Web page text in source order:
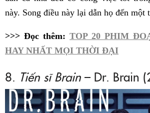
này. Song điều này lại dẫn họ đến một
>>> Đọc thêm: TOP 20 PHIM
HAY NHẤT MỌI THỜI ĐẠI
8. Tiến sĩ Brain – Dr. Brain